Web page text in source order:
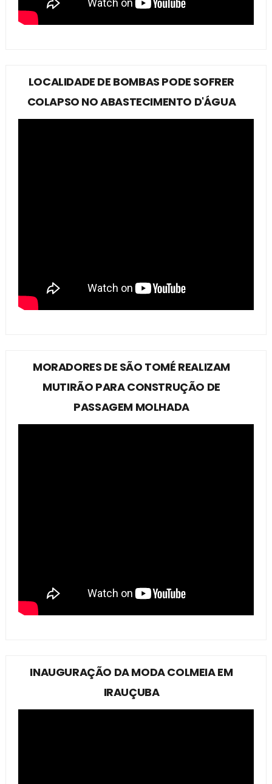
LOCALIDADE DE BOMBAS PODE SOFRER
COLAPSO NO ABASTECIMENTO D'ÁGUA
MORADORES DE SÃO TOMÉ REALIZAM
MUTIRÃO PARA CONSTRUÇÃO DE
PASSAGEM MOLHADA
INAUGURAÇÃO DA MODA COLMEIA EM
IRAUÇUBA